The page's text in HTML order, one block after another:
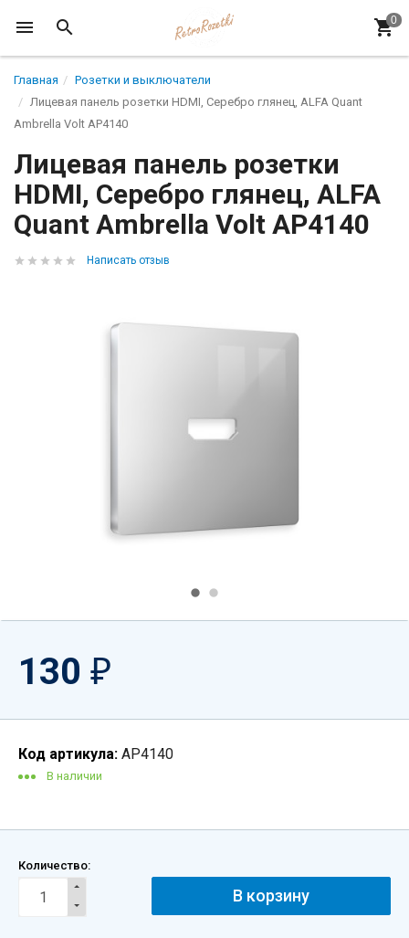
Главная
Розетки и выключатели
Лицевая панель розетки HDMI, Серебро глянец, ALFA Quant
Ambrella Volt AP4140
Лицевая панель розетки
HDMI, Серебро глянец, ALFA
Quant Ambrella Volt AP4140
Написать отзыв
130 ₽
Код артикула: AP4140
В наличии
Количество: